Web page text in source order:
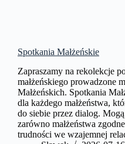
Spotkania Małżeńskie
Zapraszamy na rekolekcje
małżeńskiego prowadzone
Małżeńskich. Spotkania
dla każdego małżeństwa,
do siebie przez dialog.
zarówno małżeństwa
trudności we wzajemnej